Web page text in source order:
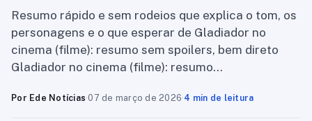
Resumo rápido e sem rodeios que explica o tom, os
personagens e o que esperar de Gladiador no
cinema (filme): resumo sem spoilers, bem direto
Gladiador no cinema (filme): resumo…
Por Ede Notícias·07 de março de 2026·4 min de leitura